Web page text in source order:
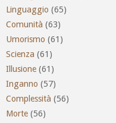
Linguaggio (65)
Comunità (63)
Umorismo (61)
Scienza (61)
Illusione (61)
Inganno (57)
Complessità (56)
Morte (56)